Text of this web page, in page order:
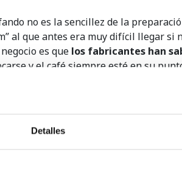
Detalles
no es la sencillez de la
al que antes era muy difícil llegar si
es que los fabricantes han
y el café siempre esté en su
es el momento de tirar la vieja